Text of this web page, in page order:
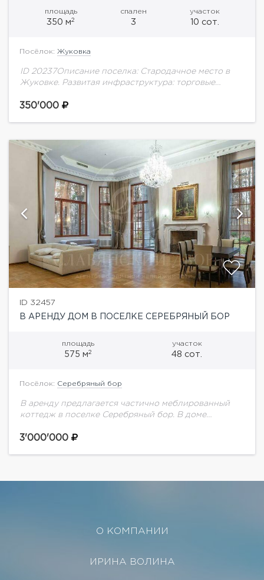
площадь
350 м2
спален
3
участок
10 сот.
Посёлок: Жуковка
ID 20237Описание поселка: Стародачное место в
Жуковке. Развитая инфраструктура: торговые
другое. В поселке 2 детские площадки,
350'000
ID 32457
В АРЕНДУ ДОМ В ПОСЕЛКЕ СЕРЕБРЯНЫЙ БОР
площадь
575 м2
участок
48 сот.
Посёлок: Серебряный бор
В аренду предлагается частично меблированный
коттедж в поселке Серебряный бор. В доме
персонала- Крытый гараж на 2 м/места и открытая
3'000'000
О КОМПАНИИ
ИРИНА ВОЛИНА